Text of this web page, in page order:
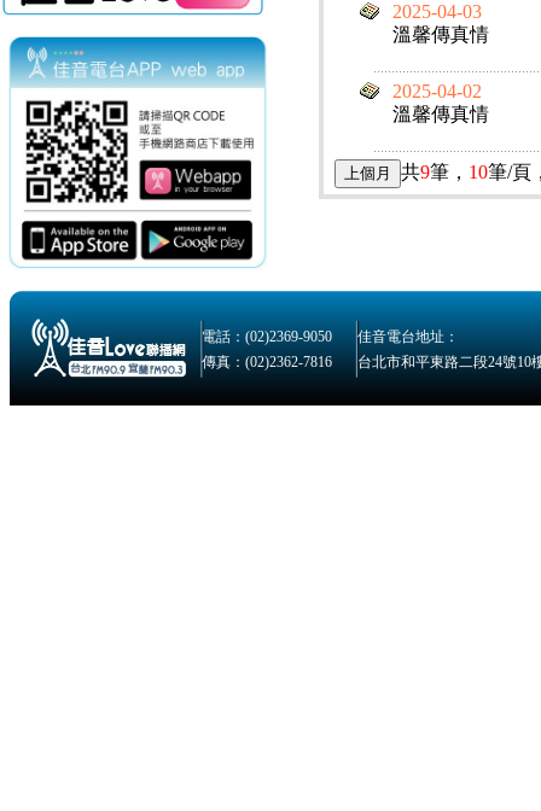
2025-04-03
溫馨傳真情
2025-04-02
溫馨傳真情
共9筆， 10筆/頁
電話：(02)2369-9050
佳音電台地址：
傳真：(02)2362-7816
台北市和平東路二段24號10